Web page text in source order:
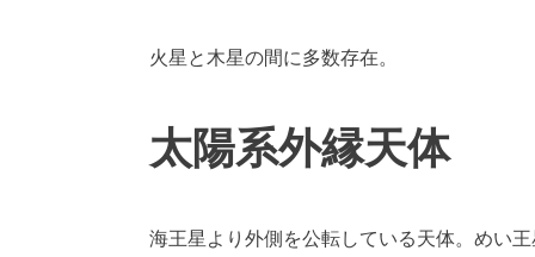
火星と木星の間に多数存在。
太陽系外縁天体
海王星より外側を公転している天体。めい